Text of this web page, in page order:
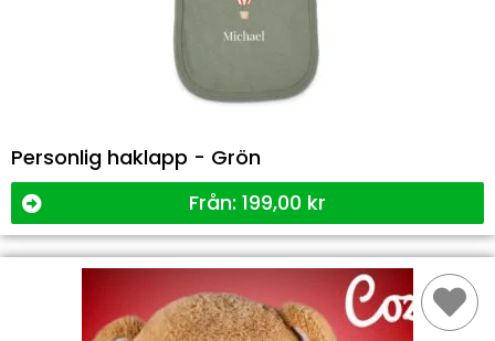
Personlig haklapp - Grön
Från: 199,00 kr